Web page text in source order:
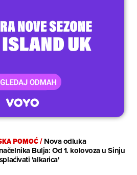
POMOĆ/Nova odluka
Bulja: Od 1. kolovoza u Sinju
'alkarica'